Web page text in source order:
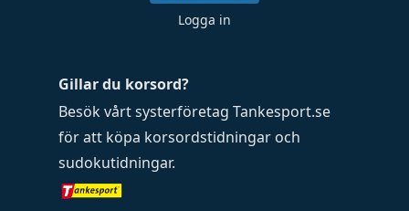
Gillar du korsord?
Besök vårt systerföretag Tankesport.se
för att köpa korsordstidningar och
sudokutidningar.
Logga in